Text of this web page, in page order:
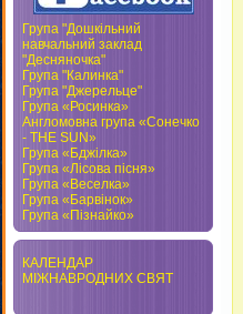
Група "Дошкільний
навчальний заклад
"Десняночка"
Група "Калинка"
Група "Джерельце"
Група «Росинка»
Англомовна група «Сонечко
- THE SUN»
Група «Бджілка»
Група «Лісова пісня»
Група «Веселка»
Група «Барвінок»
Група «Пізнайко»
КАЛЕНДАР
МІЖНАВРОДНИХ СВЯТ